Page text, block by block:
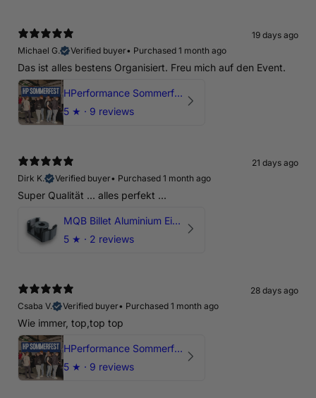
19 days ago
Michael G.
Verified buyer• Purchased 1 month ago
Das ist alles bestens Organisiert. Freu mich auf den Event.
HPerformance Sommerfest 2026
5 ★ · 9 reviews
21 days ago
Dirk K.
Verified buyer• Purchased 1 month ago
Super Qualität ... alles perfekt ...
MQB Billet Aluminium Einsatz Drehmomentstütze - DOGBONE für Audi RS3, TTRS, RSQ3
5 ★ · 2 reviews
28 days ago
Csaba V.
Verified buyer• Purchased 1 month ago
Wie immer, top,top top
HPerformance Sommerfest 2026
5 ★ · 9 reviews